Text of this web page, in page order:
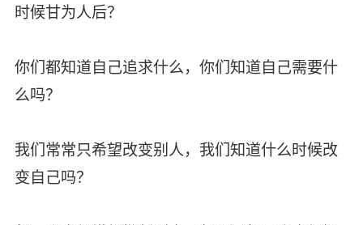
时候甘为人后？
你们都知道自己追求什么，你们知道自己需要什
么吗？
我们常常只希望改变别人，我们知道什么时候改
变自己吗？